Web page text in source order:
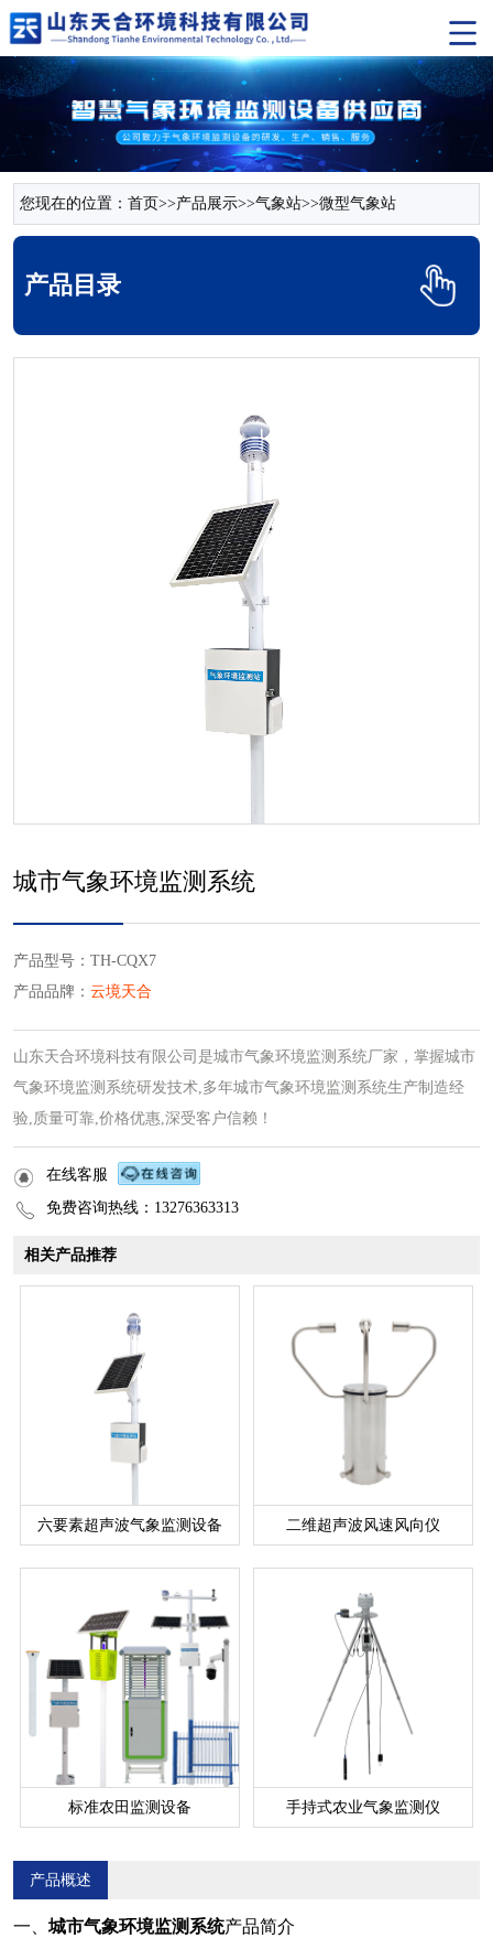
您现在的位置： 首页>>产品展示>>气象站>>微型气象站
产品目录
城市气象环境监测系统
产品型号：TH-CQX7
产品品牌： 云境天合
山东天合环境科技有限公司是城市气象环境监测系统厂家，掌握城市
气象环境监测系统研发技术,多年城市气象环境监测系统生产制造经
验,质量可靠,价格优惠,深受客户信赖！
在线客服
免费咨询热线：13276363313
相关产品推荐
六要素超声波气象监测设备 二维超声波风速风向仪
标准农田监测设备 手持式农业气象监测仪
产品概述
一、 城市气象环境监测系统产品简介